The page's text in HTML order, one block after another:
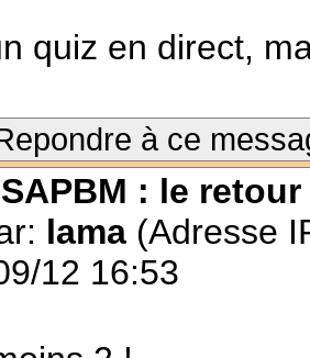
quiz en direct,
à ce
: le retour
lama (Adresse
12 16:53